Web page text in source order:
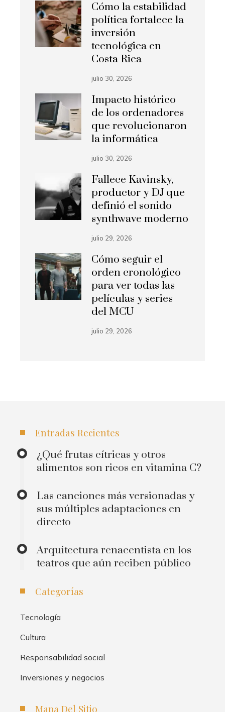
Cómo la estabilidad
política fortalece la
inversión
tecnológica en
Costa Rica
julio 30, 2026
Impacto histórico
de los ordenadores
que revolucionaron
la informática
julio 30, 2026
Fallece Kavinsky,
productor y DJ que
definió el sonido
synthwave moderno
julio 29, 2026
Cómo seguir el
orden cronológico
para ver todas las
películas y series
del MCU
julio 29, 2026
Entradas Recientes
¿Qué frutas cítricas y otros
alimentos son ricos en vitamina C?
Las canciones más versionadas y
sus múltiples adaptaciones en
directo
Arquitectura renacentista en los
teatros que aún reciben público
Categorías
Tecnología
Cultura
Responsabilidad social
Inversiones y negocios
Mapa Del Sitio